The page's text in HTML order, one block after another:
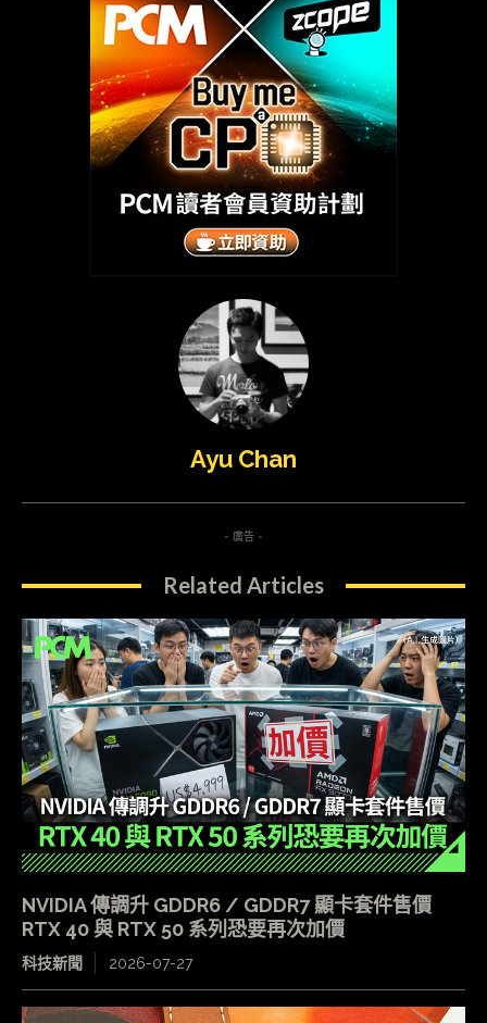
Ayu Chan
- 廣告 -
Related Articles
NVIDIA 傳調升 GDDR6 / GDDR7 顯卡套件售價
RTX 40 與 RTX 50 系列恐要再次加價
科技新聞 2026-07-27